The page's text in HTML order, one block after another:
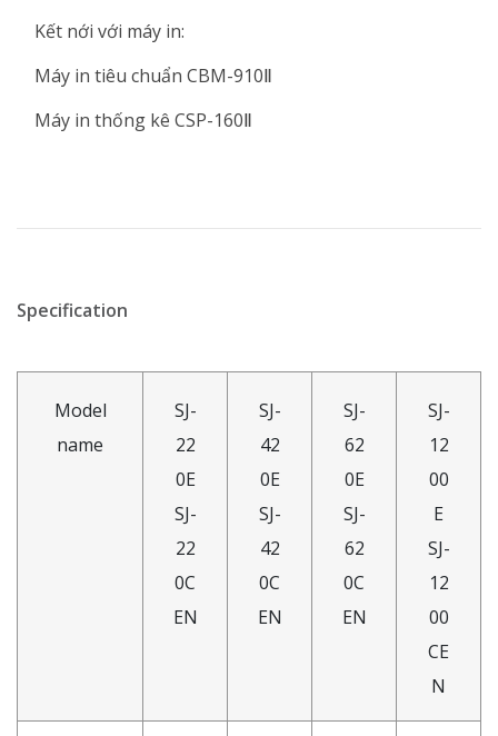
Kết nới với máy in:
Máy in tiêu chuẩn CBM-910Ⅱ
Máy in thống kê CSP-160Ⅱ
Specification
Model
name
SJ-
22
0E
SJ-
22
0C
EN
SJ-
42
0E
SJ-
42
0C
EN
SJ-
62
0E
SJ-
62
0C
EN
SJ-
12
00
E
SJ-
12
00
CE
N